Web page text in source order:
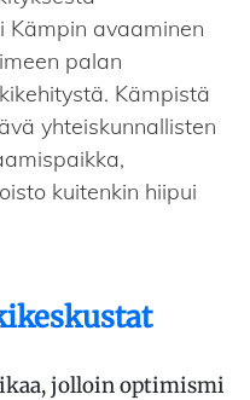
Kämpin avaaminen
palan
Kämpistä
yhteiskunnallisten
kuitenkin hiipui
jolloin optimismi